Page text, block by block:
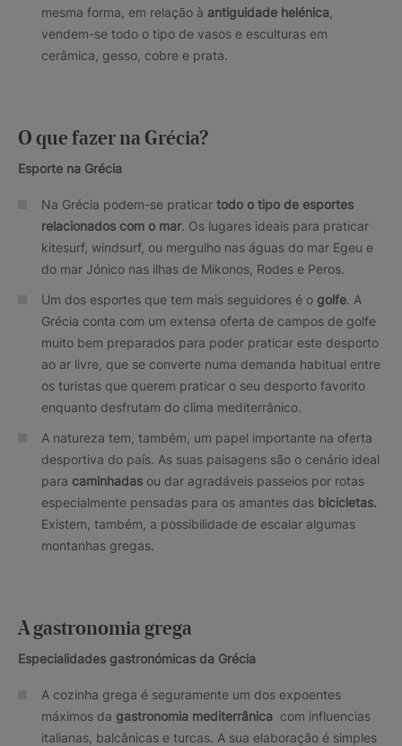
mesma forma, em relação à antiguidade helénica,
vendem-se todo o tipo de vasos e esculturas em
cerâmica, gesso, cobre e prata.
O que fazer na Grécia?
Esporte na Grécia
Na Grécia podem-se praticar todo o tipo de esportes
relacionados com o mar. Os lugares ideais para praticar
kitesurf, windsurf, ou mergulho nas águas do mar Egeu e
do mar Jónico nas ilhas de Mikonos, Rodes e Peros.
Um dos esportes que tem mais seguidores é o golfe. A
Grécia conta com um extensa oferta de campos de golfe
muito bem preparados para poder praticar este desporto
ao ar livre, que se converte numa demanda habitual entre
os turistas que querem praticar o seu desporto favorito
enquanto desfrutam do clima mediterrânico.
A natureza tem, também, um papel importante na oferta
desportiva do país. As suas paisagens são o cenário ideal
para caminhadas ou dar agradáveis passeios por rotas
especialmente pensadas para os amantes das bicicletas.
Existem, também, a possibilidade de escalar algumas
montanhas gregas.
A gastronomia grega
Especialidades gastronómicas da Grécia
A cozinha grega é seguramente um dos expoentes
máximos da gastronomia mediterrânica com influencias
italianas, balcânicas e turcas. A sua elaboração é simples